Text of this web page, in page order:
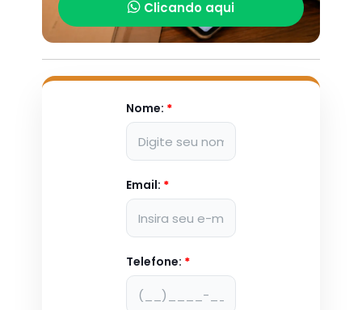
Clicando aqui
Nome: *
Email: *
Telefone: *